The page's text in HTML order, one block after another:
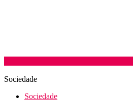
Sociedade
Sociedade